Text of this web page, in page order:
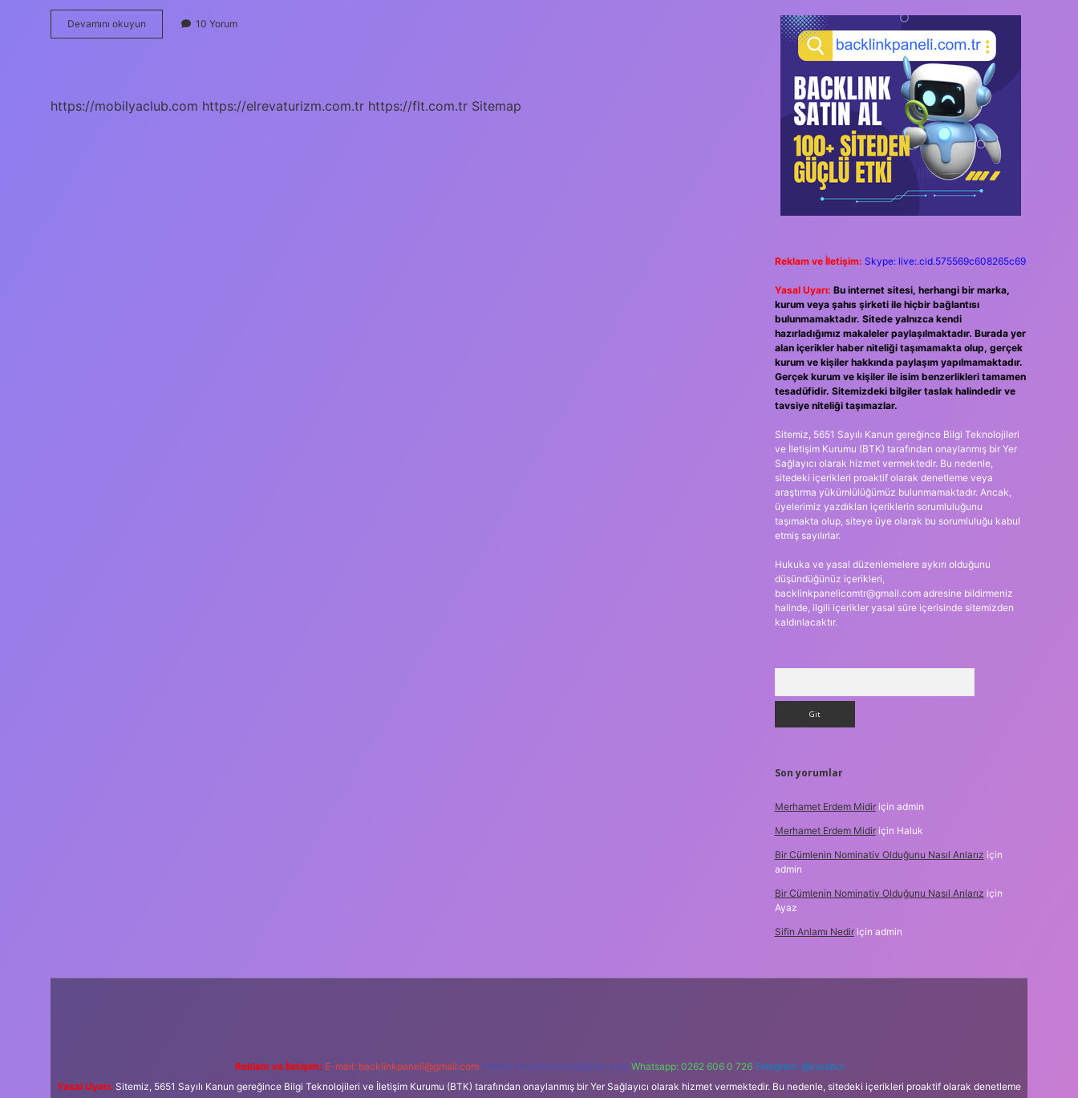
Devamını okuyun Telefonda
Çift
10 Yorum
https://mobilyaclub.com https://elrevaturizm.com.tr https://flt.com.tr Sitemap
Reklam ve İletişim: Skype: live:.cid.575569c608265c69
Yasal Uyarı: Bu internet sitesi, herhangi bir marka,
kurum veya şahıs şirketi ile hiçbir bağlantısı
bulunmamaktadır. Sitede yalnızca kendi
hazırladığımız makaleler paylaşılmaktadır. Burada yer
alan içerikler haber niteliği taşımamakta olup, gerçek
kurum ve kişiler hakkında paylaşım yapılmamaktadır.
Gerçek kurum ve kişiler ile isim benzerlikleri tamamen
tesadüfidir. Sitemizdeki bilgiler taslak halindedir ve
tavsiye niteliği taşımazlar.
Sitemiz, 5651 Sayılı Kanun gereğince Bilgi Teknolojileri
ve İletişim Kurumu (BTK) tarafından onaylanmış bir Yer
Sağlayıcı olarak hizmet vermektedir. Bu nedenle,
sitedeki içerikleri proaktif olarak denetleme veya
araştırma yükümlülüğümüz bulunmamaktadır. Ancak,
üyelerimiz yazdıkları içeriklerin sorumluluğunu
taşımakta olup, siteye üye olarak bu sorumluluğu kabul
etmiş sayılırlar.
Hukuka ve yasal düzenlemelere aykırı olduğunu
düşündüğünüz içerikleri,
backlinkpanelicomtr@gmail.comadresine bildirmeniz
halinde, ilgili içerikler yasal süre içerisinde sitemizden
kaldırılacaktır.
Son yorumlar
Merhamet Erdem Midiriçin admin
Merhamet Erdem Midiriçin Haluk
Bir Cümlenin Nominativ Olduğunu Nasıl Anlarız için
admin
Bir Cümlenin Nominativ Olduğunu Nasıl Anlarız için
Ayaz
Sifin Anlamı Nediriçin admin
Reklam ve İletişim: E-mail: backlinkpaneli@gmail.com Teams: forumhizmeti@gmail.com Whatsapp: 0262 606 0 726 Telegram: @karabul
Yasal Uyarı: Sitemiz, 5651 Sayılı Kanun gereğince Bilgi Teknolojileri ve İletişim Kurumu (BTK) tarafından onaylanmış bir Yer Sağlayıcı olarak hizmet vermektedir. Bu nedenle, sitedeki içerikleri proaktif olarak denetleme